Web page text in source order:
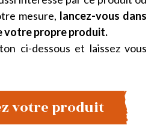
mesure, lancez-vous dans
votre propre produit.
ci-dessous et laissez vous
votre produit